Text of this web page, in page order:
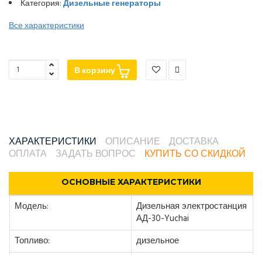
Категория:Дизельные генераторы
Все характеристики
В корзину
ХАРАКТЕРИСТИКИ ОПИСАНИЕ
ДОСТАВКА
ОПЛАТА
ЗАДАТЬ ВОПРОС КУПИТЬ СО СКИДКОЙ
ОСНОВНЫЕ ХАРАКТЕРИСТИКИ
Модель:
Дизельная электростанция
АД-30-Yuchai
Топливо:
дизельное